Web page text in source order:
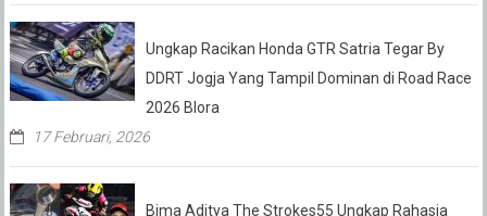
Ungkap Racikan Honda GTR Satria Tegar By
DDRT Jogja Yang Tampil Dominan di Road Race
2026 Blora
17 Februari, 2026
Bima Aditya The Strokes55 Ungkap Rahasia